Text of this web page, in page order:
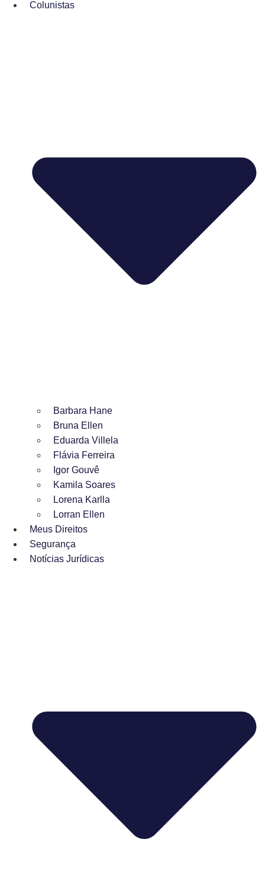
Colunistas
Barbara Hane
Bruna Ellen
Eduarda Villela
Flávia Ferreira
Igor Gouvê
Kamila Soares
Lorena Karlla
Lorran Ellen
Meus Direitos
Segurança
Notícias Jurídicas